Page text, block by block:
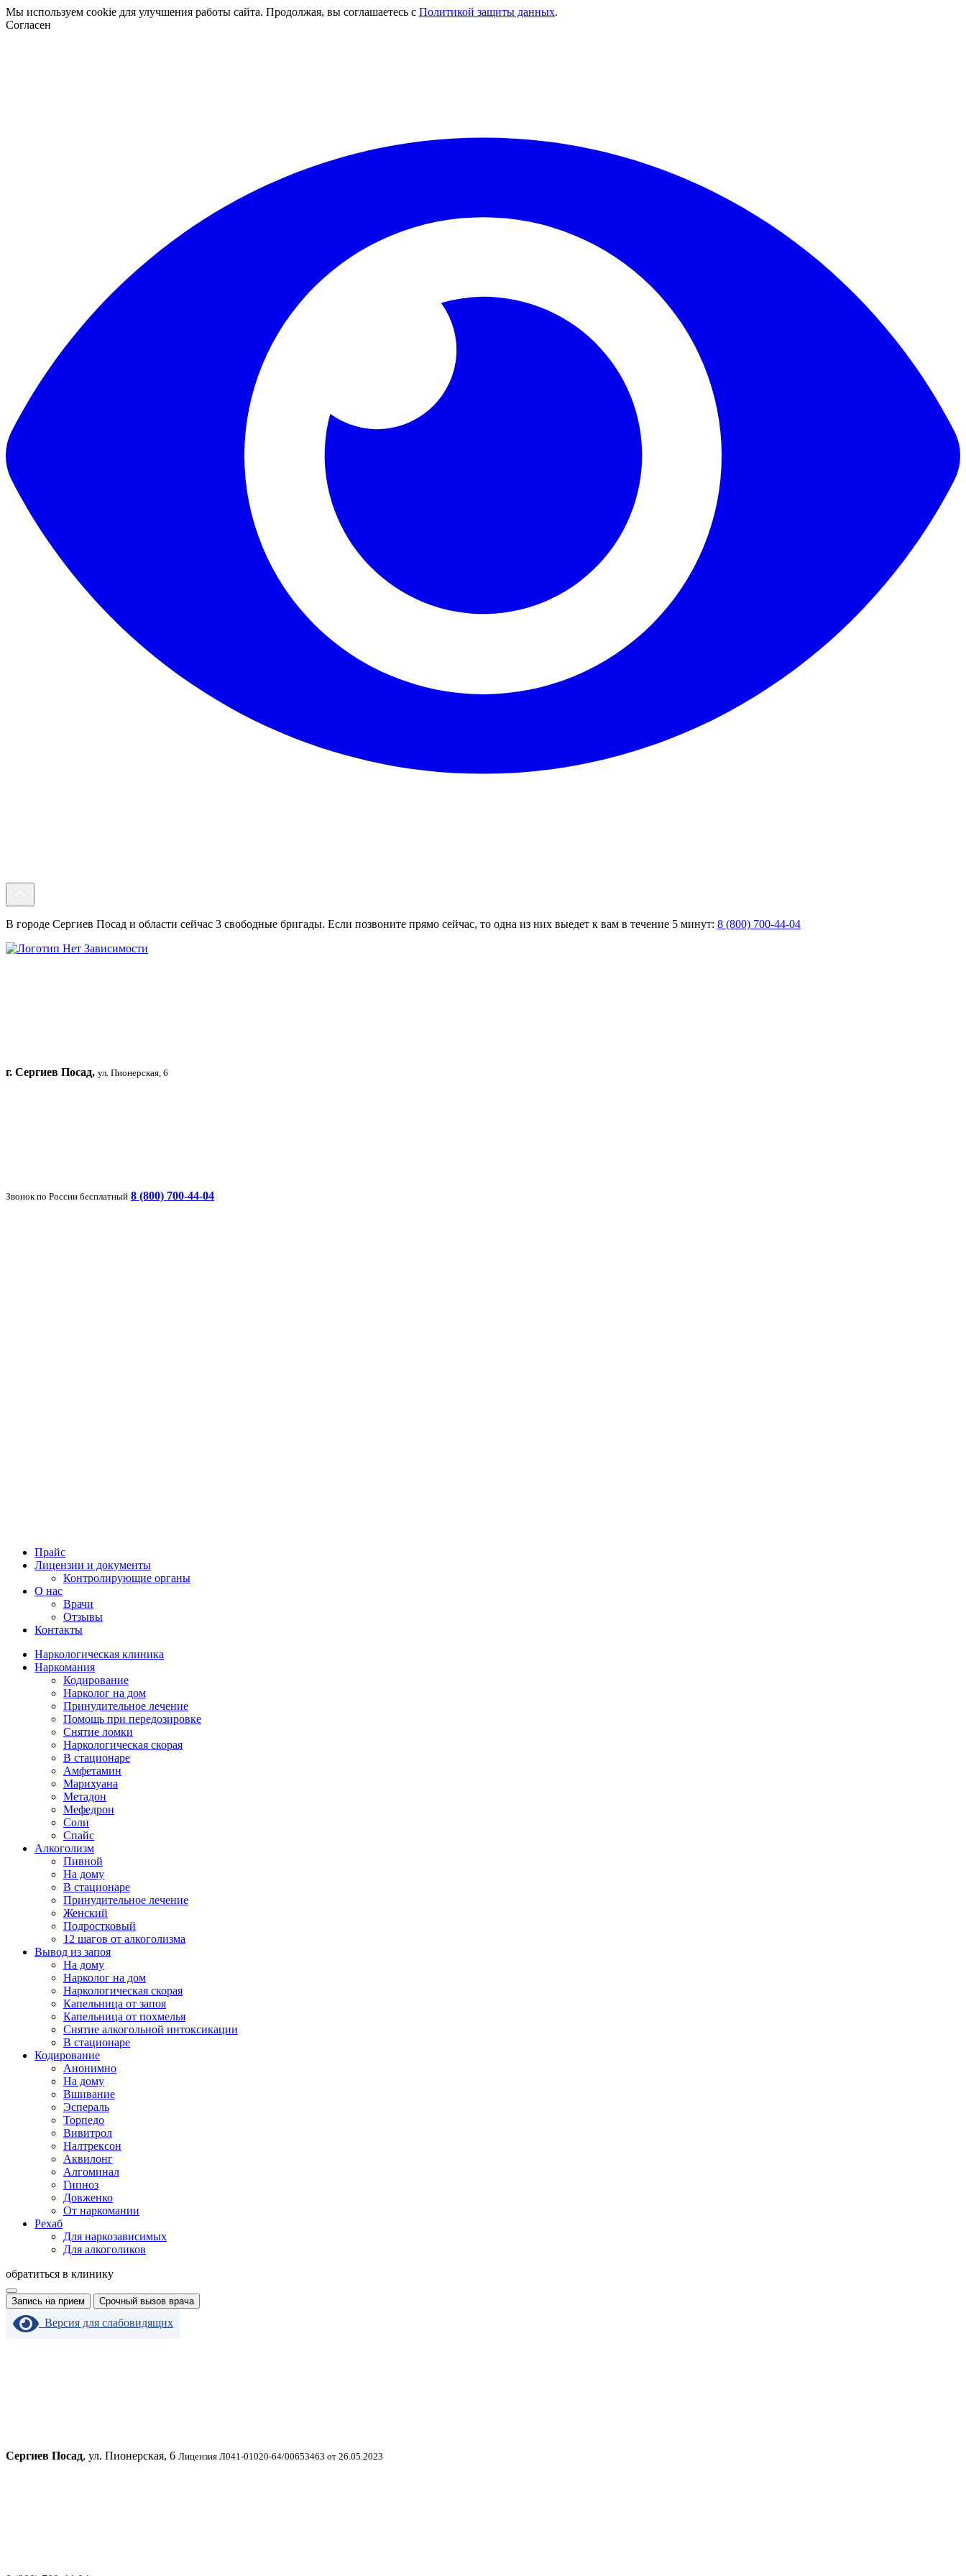
Мы используем cookie для улучшения работы сайта. Продолжая, вы соглашаетесь с Политикой защиты данных.
Согласен
В городе Сергиев Посад и области сейчас 3 свободные бригады. Если позвоните прямо сейчас, то одна из них выедет к вам в течение 5 минут: 8 (800) 700-44-04
г. Сергиев Посад, ул. Пионерская, 6
Звонок по России бесплатный 8 (800) 700-44-04
Прайс
Лицензии и документы
Контролирующие органы
О нас
Врачи
Отзывы
Контакты
Наркологическая клиника
Наркомания
Кодирование
Нарколог на дом
Принудительное лечение
Помощь при передозировке
Снятие ломки
Наркологическая скорая
В стационаре
Амфетамин
Марихуана
Метадон
Мефедрон
Соли
Спайс
Алкоголизм
Пивной
На дому
В стационаре
Принудительное лечение
Женский
Подростковый
12 шагов от алкоголизма
Вывод из запоя
На дому
Нарколог на дом
Наркологическая скорая
Капельница от запоя
Капельница от похмелья
Снятие алкогольной интоксикации
В стационаре
Кодирование
Анонимно
На дому
Вшивание
Эспераль
Торпедо
Вивитрол
Налтрексон
Аквилонг
Алгоминал
Гипноз
Довженко
От наркомании
Рехаб
Для наркозависимых
Для алкоголиков
обратиться в клинику
Запись на прием Срочный вызов врача
Версия для слабовидящих
Сергиев Посад, ул. Пионерская, 6 Лицензия Л041-01020-64/00653463 от 26.05.2023